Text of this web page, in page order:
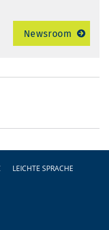
Newsroom
LEICHTE SPRACHE